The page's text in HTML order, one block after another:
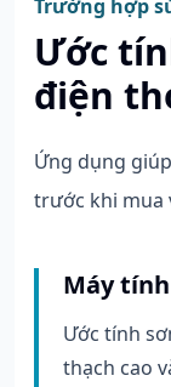
Trường hợp
Ước
điện
Ứng dụng
trước khi mua
Máy
Ước tính
thạch cao